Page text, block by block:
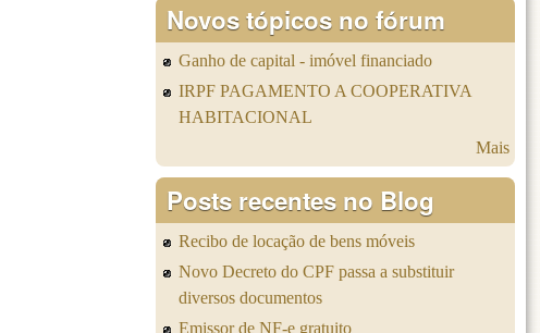
Novos tópicos no fórum
Ganho de capital - imóvel financiado
IRPF PAGAMENTO A COOPERATIVA
HABITACIONAL
Mais
Posts recentes no Blog
Recibo de locação de bens móveis
Novo Decreto do CPF passa a substituir
diversos documentos
Emissor de NF-e gratuito